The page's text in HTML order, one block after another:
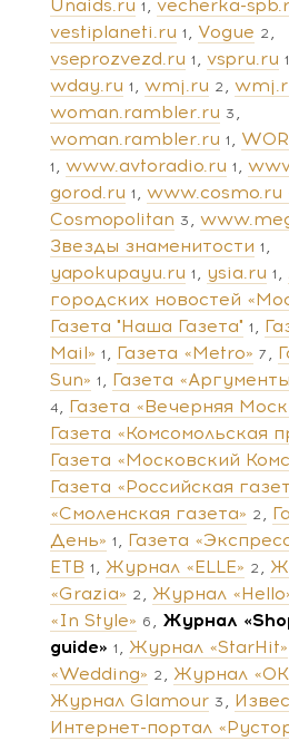
Unaids.ru 1 vecherka-
vestiplaneti.ru 1 Vogue 2
vseprozvezd.ru 1 vspru.ru 1
wday.ru 1 wmj.ru 2
woman.rambler.ru 3
woman.rambler.ru 1
1 www.avtoradio.ru 1
gorod.ru 1
www.cosmo.ru
Cosmopolitan 3
Звезды знаменитости 1
yapokupayu.ru 1 ysia.ru 1
городских новостей
Газета "Наша Газета" 1
Mail» 1 Газета «Metro» 7
Sun» 1 Газета
4 Газета «Вечерняя
Газета «Комсомольская
Газета «Московский
Газета «Российская
«Смоленская газета» 2
День» 1 Газета
ЕТВ 1 Журнал «ELLE» 2
«Grazia» 2 Журнал
«In Style» 6
Журнал
guide» 1 Журнал «StarHit»
«Wedding» 2 Журнал
Журнал Glamour 3
Интернет-портал